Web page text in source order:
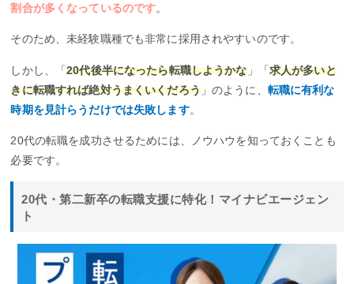
割合が多くなっているのです。
そのため、未経験職種でも非常に採用されやすいのです。
しかし、「20代後半になったら転職しようかな」「求人が多いと
きに転職すれば絶対うまくいくだろう」のように、 転職に有利な
時期を見計らうだけでは失敗します。
20代の転職を成功させるためには、ノウハウを知っておくことも
必要です。
20代・第二新卒の転職支援に特化！マイナビエージェン
ト